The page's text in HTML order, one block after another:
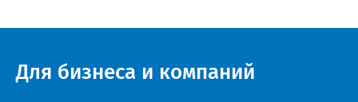
Для бизнеса и компаний